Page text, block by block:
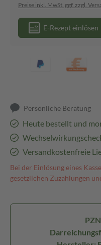
Preise inkl. MwSt. ggf. zzgl.
E-Rezept einlösen
Persönliche Beratung
Heute bestellt und
Versandkostenfreie
Bei der Einlösung eines
gesetzlichen Zuzahlungen